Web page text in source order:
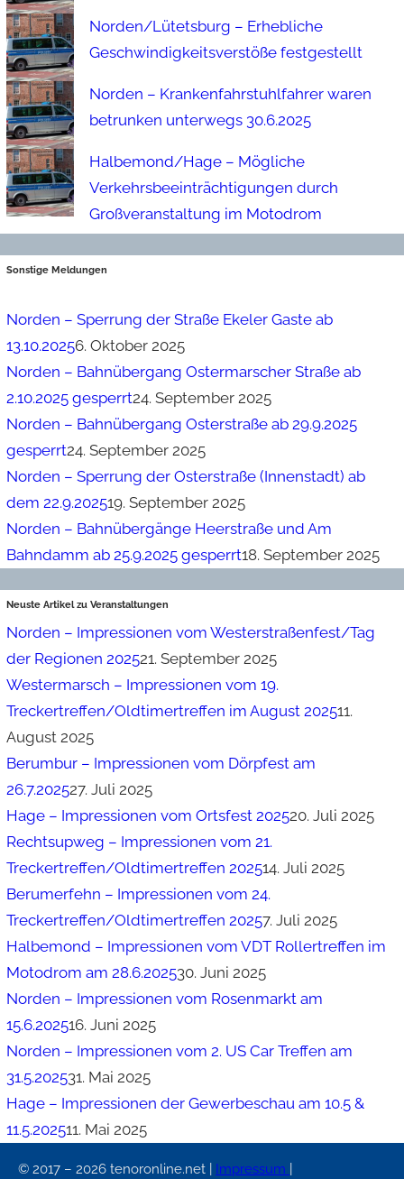
Norden/Lütetsburg – Erhebliche
Geschwindigkeitsverstöße festgestellt
Norden – Krankenfahrstuhlfahrer waren
betrunken unterwegs 30.6.2025
Halbemond/Hage – Mögliche
Verkehrsbeeinträchtigungen durch
Großveranstaltung im Motodrom
Sonstige Meldungen
Norden – Sperrung der Straße Ekeler Gaste ab
13.10.20256. Oktober 2025
Norden – Bahnübergang Ostermarscher Straße ab
2.10.2025 gesperrt24. September 2025
Norden – Bahnübergang Osterstraße ab 29.9.2025
gesperrt24. September 2025
Norden – Sperrung der Osterstraße (Innenstadt) ab
dem 22.9.202519. September 2025
Norden – Bahnübergänge Heerstraße und Am
Bahndamm ab 25.9.2025 gesperrt18. September 2025
Neuste Artikel zu Veranstaltungen
Norden – Impressionen vom Westerstraßenfest/Tag
der Regionen 202521. September 2025
Westermarsch – Impressionen vom 19.
Treckertreffen/Oldtimertreffen im August 202511.
August 2025
Berumbur – Impressionen vom Dörpfest am
26.7.202527. Juli 2025
Hage – Impressionen vom Ortsfest 202520. Juli 2025
Rechtsupweg – Impressionen vom 21.
Treckertreffen/Oldtimertreffen 202514. Juli 2025
Berumerfehn – Impressionen vom 24.
Treckertreffen/Oldtimertreffen 20257. Juli 2025
Halbemond – Impressionen vom VDT Rollertreffen im
Motodrom am 28.6.202530. Juni 2025
Norden – Impressionen vom Rosenmarkt am
15.6.202516. Juni 2025
Norden – Impressionen vom 2. US Car Treffen am
31.5.202531. Mai 2025
Hage – Impressionen der Gewerbeschau am 10.5 &
11.5.202511. Mai 2025
© 2017 – 2026 tenoronline.net | Impressum